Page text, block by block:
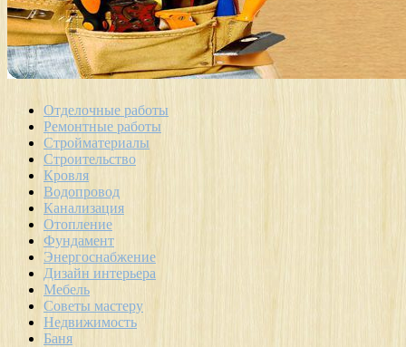
Отделочные работы
Ремонтные работы
Стройматериалы
Строительство
Кровля
Водопровод
Канализация
Отопление
Фундамент
Энергоснабжение
Дизайн интерьера
Мебель
Советы мастеру
Недвижимость
Баня